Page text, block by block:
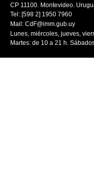
CP 11100. Montevideo.
Tel: [598 2] 1950 7960
Mail: CdF@imm.gub.uy
Lunes, miércoles, jueves,
Martes: de 10 a 21 h.